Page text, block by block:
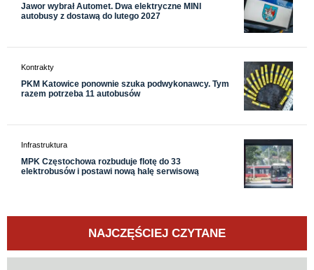
Jawor wybrał Automet. Dwa elektryczne MINI
autobusy z dostawą do lutego 2027
Kontrakty
PKM Katowice ponownie szuka podwykonawcy. Tym
razem potrzeba 11 autobusów
Infrastruktura
MPK Częstochowa rozbuduje flotę do 33
elektrobusów i postawi nową halę serwisową
NAJCZĘŚCIEJ CZYTANE